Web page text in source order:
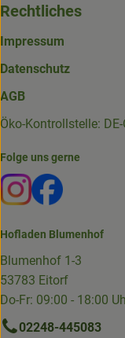
Rechtliches
Impressum
Datenschutz
AGB
Öko-Kontrollstelle: DE-
Folge uns gerne
Externer Link
Externer
Hofladen Blumenhof
Blumenhof 1-3
53783 Eitorf
Do-Fr: 09:00 - 18:00
02248-445083